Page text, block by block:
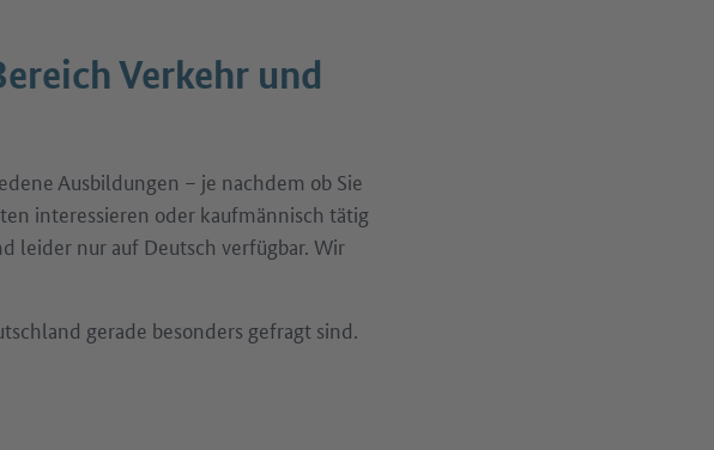
Verkehr und
Ausbildungen – je nachdem ob Sie
interessieren oder kaufmännisch tätig
leider nur auf Deutsch verfügbar. Wir
gerade besonders gefragt sind.